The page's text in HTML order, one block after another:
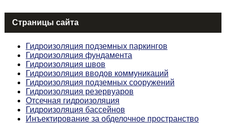
Страницы сайта
Гидроизоляция подземных паркингов
Гидроизоляция фундамента
Гидроизоляция швов
Гидроизоляция вводов коммуникаций
Гидроизоляция подземных сооружений
Гидроизоляция резервуаров
Отсечная гидроизоляция
Гидроизоляция бассейнов
Инъектирование за обделочное пространство